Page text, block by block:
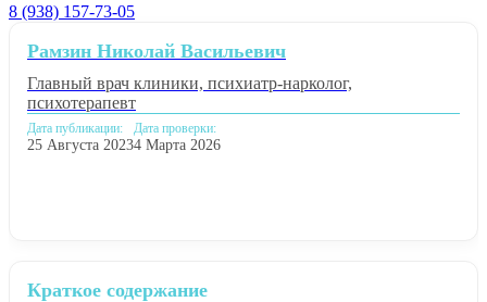
8 (938) 157-73-05
Краткое содержание
Рамзин Николай Васильевич
Главный врач клиники, психиатр-нарколог,
психотерапевт
Дата публикации:
25 Августа 2023
Дата проверки:
4 Марта 2026